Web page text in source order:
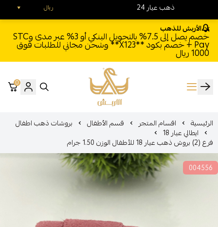
الأربش للذهب
خصم يصل إلى 7.5% بالتحويل البنكي أو 3% عبر مدى وSTC
Pay + خصم بكود **X123** وشحن مجاني للطلبات فوق
1000 ريال
الأربش للذهب
0
الرئيسية اقسام المتجر قسم الأطفال بروشات ذهب اطفال
ايطالي عيار 18
فرع (2) بروش ذهب عيار 18 للأطفال الوزن 1.50 جرام
24 ذهب عيار ريال